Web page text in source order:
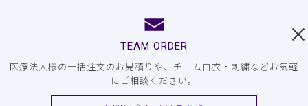
TEAM ORDER
医療法人様の一括注文のお見積りや、チーム白衣・刺繍などお気軽
にご相談ください。